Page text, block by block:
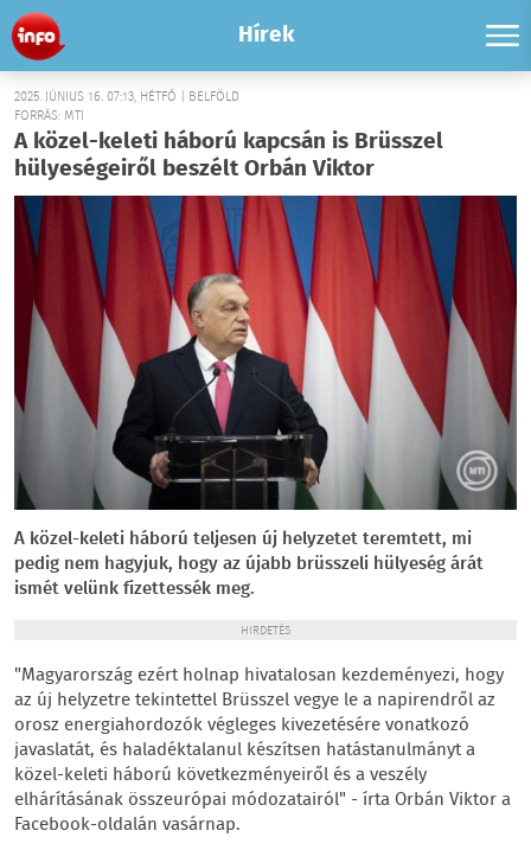
Hírek
2025. JÚNIUS 16. 07:13, HÉTFŐ | BELFÖLD
FORRÁS: MTI
A közel-keleti háború kapcsán is Brüsszel
hülyeségeiről beszélt Orbán Viktor
A közel-keleti háború teljesen új helyzetet teremtett, mi
pedig nem hagyjuk, hogy az újabb brüsszeli hülyeség árát
ismét velünk fizettessék meg.
HIRDETÉS
"Magyarország ezért holnap hivatalosan kezdeményezi, hogy
az új helyzetre tekintettel Brüsszel vegye le a napirendről az
orosz energiahordozók végleges kivezetésére vonatkozó
javaslatát, és haladéktalanul készítsen hatástanulmányt a
közel-keleti háború következményeiről és a veszély
elhárításának összeurópai módozatairól" - írta Orbán Viktor a
Facebook-oldalán vasárnap.